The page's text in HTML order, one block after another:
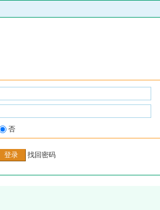
否
找回密码